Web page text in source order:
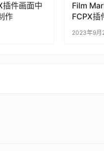
件画面中
作
Film
FCPX插
片转场
2023年9月